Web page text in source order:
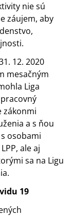
nie sú
záujem, aby
12. 2020
mesačným
Liga
zákonmi
a s ňou
osobami
ale aj
sa na Ligu
19